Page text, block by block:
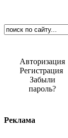
Авторизация
Регистрация
Забыли
пароль?
Реклама